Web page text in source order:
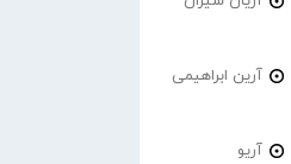
آرین ابراهیمی
آریو